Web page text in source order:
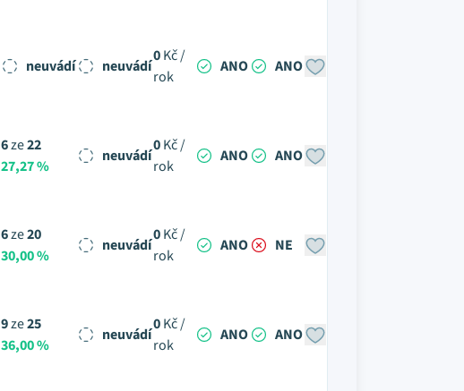
neuvádí neuvádí
0Kč /
rok
ANO ANO
6ze22
27,27 %
neuvádí
0Kč /
rok
ANO ANO
6ze20
30,00 %
neuvádí
0Kč /
rok
ANO NE
9ze25
36,00 %
neuvádí
0Kč /
rok
ANO ANO